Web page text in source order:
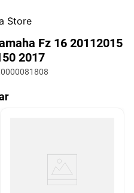
Store
Fz 16 20112015
2017